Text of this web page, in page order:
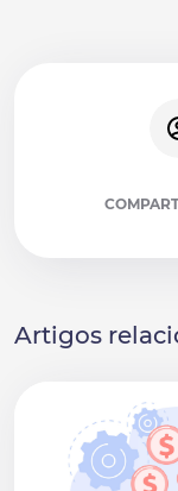
Artigos